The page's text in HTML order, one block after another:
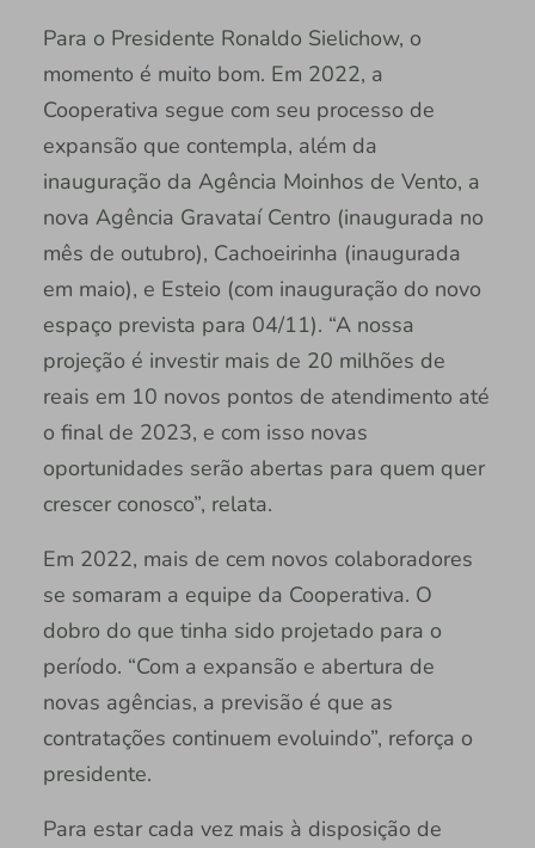
Para o Presidente Ronaldo Sielichow, o
momento é muito bom. Em 2022, a
Cooperativa segue com seu processo de
expansão que contempla, além da
inauguração da Agência Moinhos de Vento, a
nova Agência Gravataí Centro (inaugurada no
mês de outubro), Cachoeirinha (inaugurada
em maio), e Esteio (com inauguração do novo
espaço prevista para 04/11). “A nossa
projeção é investir mais de 20 milhões de
reais em 10 novos pontos de atendimento até
o final de 2023, e com isso novas
oportunidades serão abertas para quem quer
crescer conosco”, relata.
Em 2022, mais de cem novos colaboradores
se somaram a equipe da Cooperativa. O
dobro do que tinha sido projetado para o
período. “Com a expansão e abertura de
novas agências, a previsão é que as
contratações continuem evoluindo”, reforça o
presidente.
Para estar cada vez mais à disposição de